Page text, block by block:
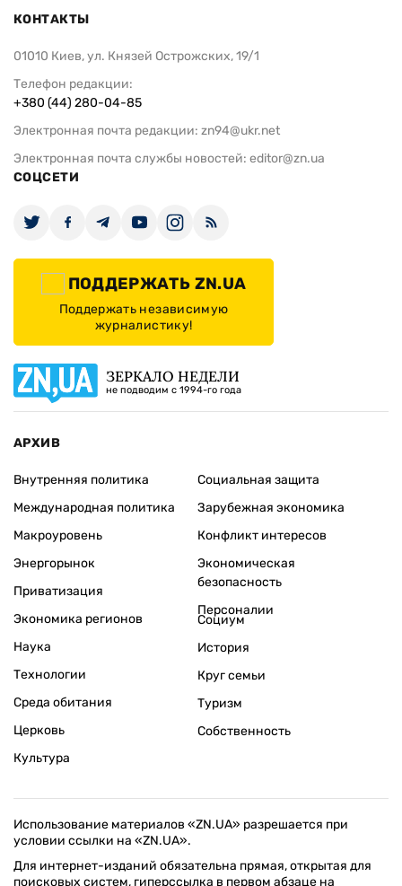
КОНТАКТЫ
01010 Киев, ул. Князей Острожских, 19/1
Телефон редакции:
+380 (44) 280-04-85
Электронная почта редакции: zn94@ukr.net
Электронная почта службы новостей: editor@zn.ua
СОЦСЕТИ
ПОДДЕРЖАТЬ ZN.UA
Поддержать независимую
журналистику!
ЗЕРКАЛО НЕДЕЛИ
не подводим с 1994-го года
АРХИВ
Внутренняя политика
Международная политика
Макроуровень
Энергорынок
Приватизация
Экономика регионов
Социальная защита
Зарубежная экономика
Конфликт интересов
Экономическая
безопасность
Персоналии
Наука
Технологии
Среда обитания
Церковь
Культура
Социум
История
Круг семьи
Туризм
Собственность
Использование материалов «ZN.UA» разрешается при
условии ссылки на «ZN.UA».
Для интернет-изданий обязательна прямая, открытая для
поисковых систем, гиперссылка в первом абзаце на